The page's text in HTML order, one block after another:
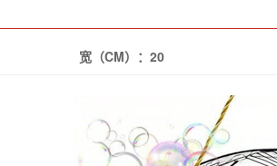
宽（CM）： 20